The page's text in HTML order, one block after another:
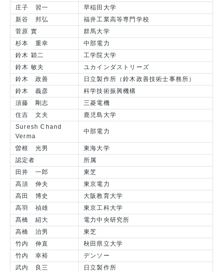
庄子 習一
早稲田大学
新谷 邦弘
福井工業高等専門学校
菅原 實
群馬大学
杉本 重幸
中部電力
鈴木 穎二
工学院大学
鈴木 敏夫
ユカインダストリーズ
鈴木 政善
日立製作所（鈴木政善技術士事務所）
鈴木 義彦
科学技術振興機構
須藤 剛志
三菱電機
住吉 文夫
鹿児島大学
Suresh Chand
Verma
中部電力
曽根 光男
東海大学
認定者
所属
田井 一郎
東芝
高須 伸夫
東京電力
高田 博史
大阪教育大学
高羽 禎雄
東京工科大学
髙橋 紹大
電力中央研究所
高橋 治男
東芝
竹内 伸直
秋田県立大学
竹内 幸裕
デンソー
武内 良三
日立製作所